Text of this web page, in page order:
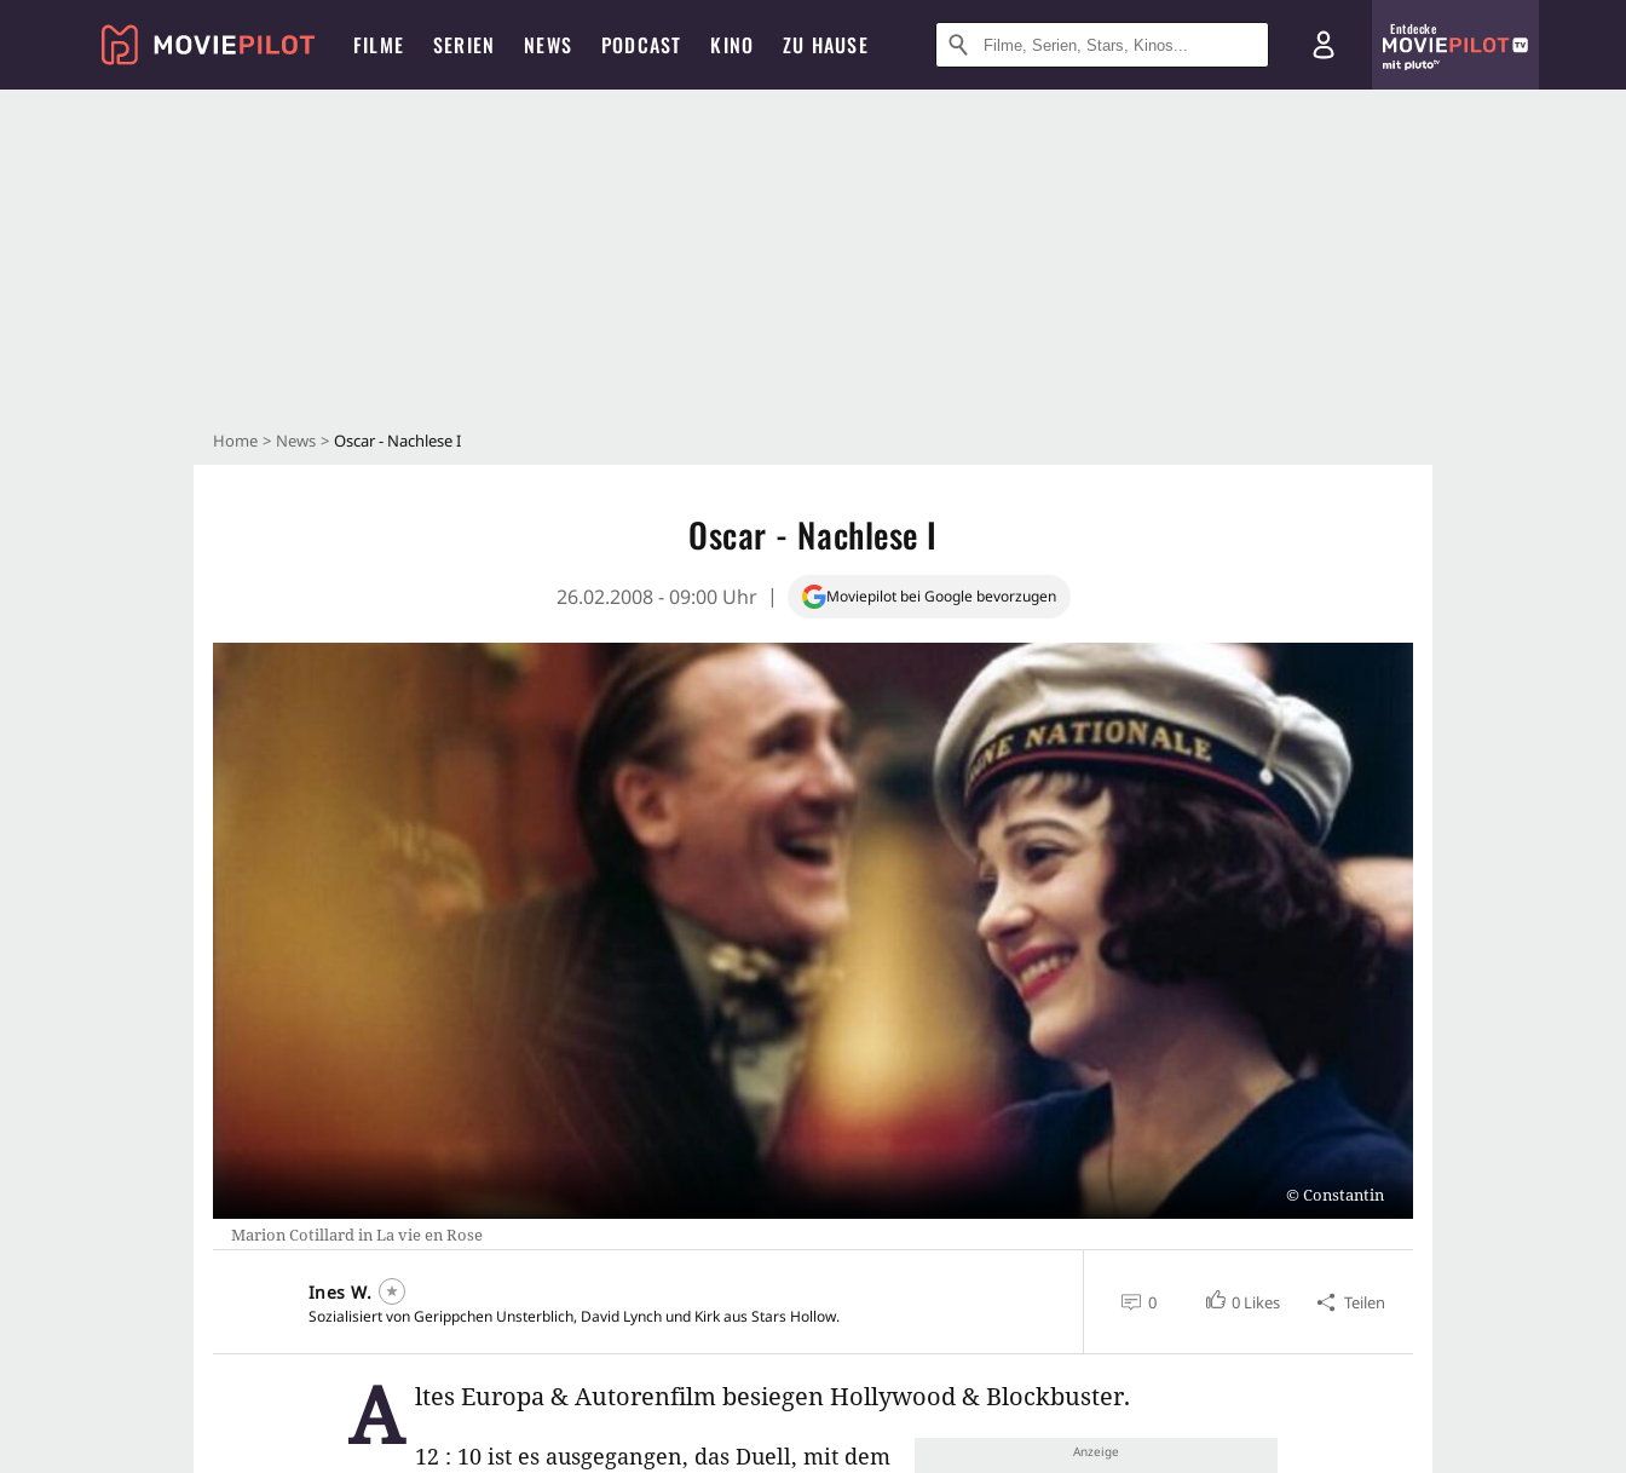
FILME SERIEN NEWS PODCAST KINO ZU HAUSE
Entdecke
Home News Oscar - Nachlese I
Oscar - Nachlese I
26.02.2008 - 09:00 Uhr Moviepilot bei Google bevorzugen
Constantin
Marion Cotillard in La vie en Rose
Ines W.
Sozialisiert von Gerippchen Unsterblich, David Lynch und Kirk aus Stars Hollow.
0 0 Likes Teilen
A ltes Europa & Autorenfilm besiegen Hollywood & Blockbuster.
12 : 10 ist es ausgegangen, das Duell, mit dem